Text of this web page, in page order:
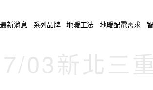
最新消息 系列品牌 地暖工法 地暖配電需求